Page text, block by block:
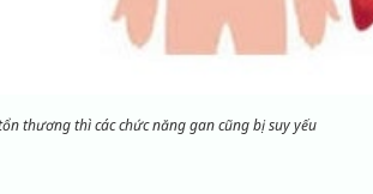
thương thì các chức năng gan cũng bị suy yếu